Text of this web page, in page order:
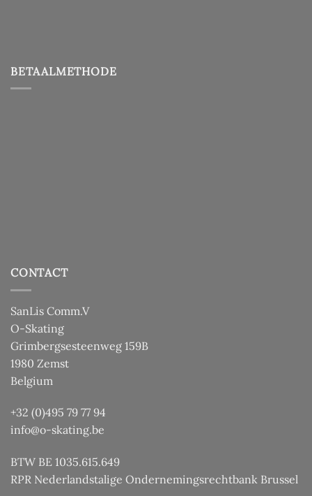
BETAALMETHODE
CONTACT
SanLis Comm.V
O-Skating
Grimbergsesteenweg 159B
1980 Zemst
Belgium
+32 (0)495 79 77 94
info@o-skating.be
BTW BE 1035.615.649
RPR Nederlandstalige Ondernemingsrechtbank Brussel